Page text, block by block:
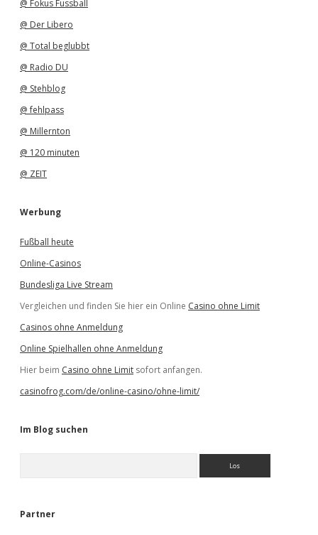
@ Fokus Fussball
@ Der Libero
@ Total beglubbt
@ Radio DU
@ Stehblog
@ fehlpass
@ Millernton
@ 120 minuten
@ ZEIT
Werbung
Fußball heute
Online-Casinos
Bundesliga Live Stream
Vergleichen und finden Sie hier ein Online Casino ohne Limit
Casinos ohne Anmeldung
Online Spielhallen ohne Anmeldung
Hier beim Casino ohne Limit sofort anfangen.
casinofrog.com/de/online-casino/ohne-limit/
Im Blog suchen
e
Partner